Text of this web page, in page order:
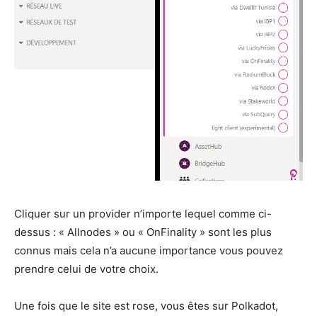
Cliquer sur un provider n’importe lequel comme ci-
dessus : « Allnodes » ou « OnFinality » sont les plus
connus mais cela n’a aucune importance vous pouvez
prendre celui de votre choix.
Une fois que le site est rose, vous êtes sur Polkadot,